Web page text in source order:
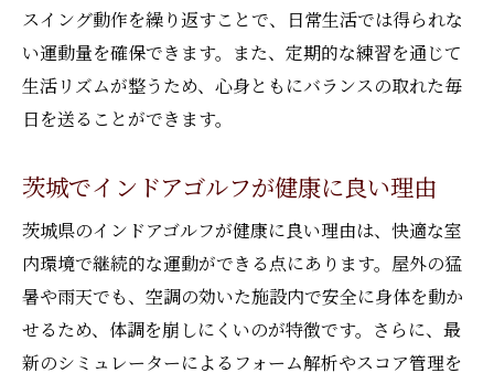
スイング動作を繰り返すことで、日常生活では得られな
い運動量を確保できます。また、定期的な練習を通じて
生活リズムが整うため、心身ともにバランスの取れた毎
日を送ることができます。
茨城でインドアゴルフが健康に良い理由
茨城県のインドアゴルフが健康に良い理由は、快適な室
内環境で継続的な運動ができる点にあります。屋外の猛
暑や雨天でも、空調の効いた施設内で安全に身体を動か
せるため、体調を崩しにくいのが特徴です。さらに、最
新のシミュレーターによるフォーム解析やスコア管理を